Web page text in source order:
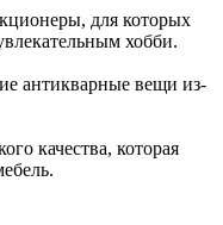
для которых
хобби.
антикварные вещи из-
качества, которая